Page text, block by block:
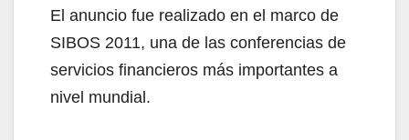
El anuncio fue realizado en el marco de
SIBOS 2011, una de las conferencias de
servicios financieros más importantes a
nivel mundial.